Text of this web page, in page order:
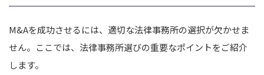
M&Aを成功させるには、適切な法律事務所の選択が欠かせま
せん。ここでは、法律事務所選びの重要なポイントをご紹介
します。